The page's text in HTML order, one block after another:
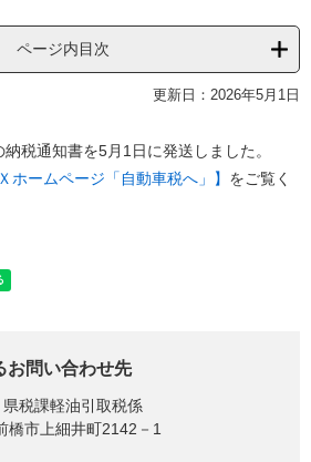
ページ内目次
更新日：2026年5月1日
税通知書を5月1日に発送しました。
ホームページ「自動車税へ」】 ​をご覧く
お問い合わせ先
県税課軽油引取税係
橋市上細井町2142－1